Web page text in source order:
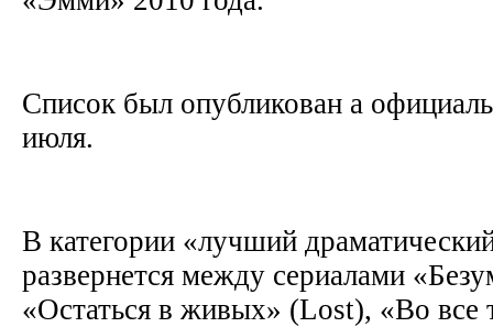
Список был опубликован а
июля.
В категории «лучший
развернется между сериалами
«Остаться в живых» (Lost), «Во все